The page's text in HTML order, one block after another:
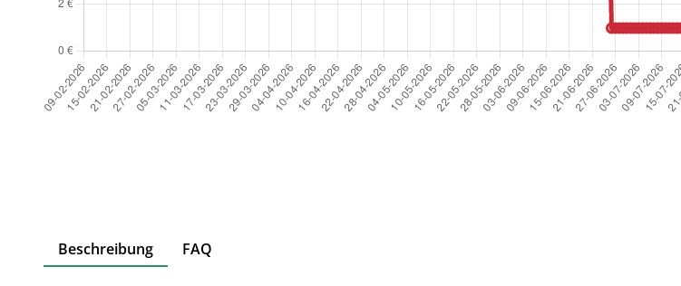
Beschreibung FAQ